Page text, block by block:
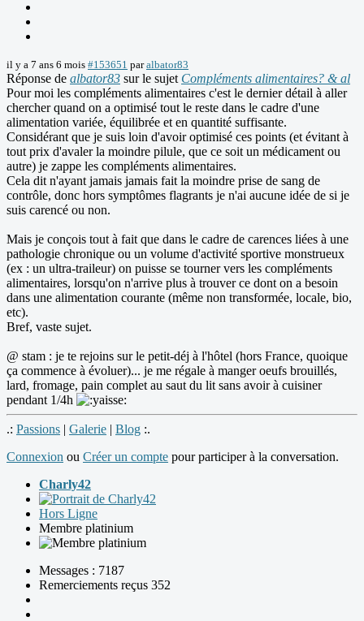
il y a 7 ans 6 mois #153651 paralbator83
Réponse de albator83 sur le sujet Compléments alimentaires? & al
Pour moi les compléments alimentaires c'est le dernier détail à aller
chercher quand on a optimisé tout le reste dans le cadre d'une
alimentation variée, équilibrée et en quantité suffisante.
Considérant que je suis loin d'avoir optimisé ces points (et évitant à
tout prix d'avaler la moindre pilule, que ce soit un médicament ou
autre) je zappe les compléments alimentaires.
Cela dit n'ayant jamais jamais fait la moindre prise de sang de
contrôle, donc hors symptômes flagrants je n'ai aucune idée de si je
suis carencé ou non.
Mais je conçois tout à fait que dans le cadre de carences liées à une
pathologie chronique ou un volume d'activité sportive monstrueux
(ex : un ultra-traileur) on puisse se tourner vers les compléments
alimentaires, lorsqu'on n'arrive plus à trouver ce dont on a besoin
dans une alimentation courante (même non transformée, locale, bio,
etc).
Bref, vaste sujet.
@ stam : je te rejoins sur le petit-déj à l'hôtel (hors France, quoique
ça commence à évoluer)... je me régale à manger oeufs brouillés,
lard, fromage, pain complet au saut du lit sans avoir à cuisiner
pendant 1/4h
.: Passions | Galerie | Blog :.
Connexion ou Créer un compte pour participer à la conversation.
Charly42
Hors Ligne
Membre platinium
Messages : 7187
Remerciements reçus 352